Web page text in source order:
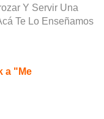
Y Servir Una
Te Lo Enseñamos
a "Me